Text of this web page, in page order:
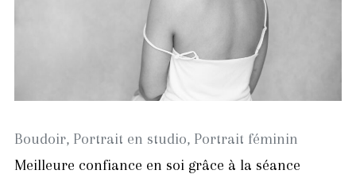
Boudoir, Portrait en studio, Portrait féminin
Meilleure confiance en soi grâce à la séance